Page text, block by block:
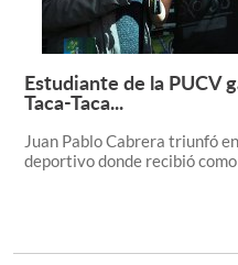
Estudiante de la PUCV
Taca-Taca...
Juan Pablo Cabrera triunfó
deportivo donde recibió